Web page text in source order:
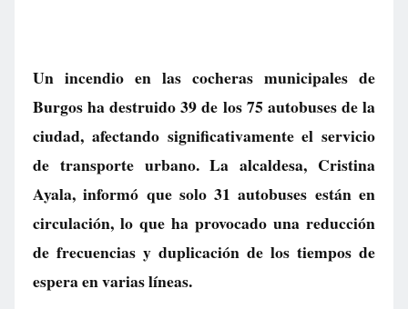
Un incendio en las cocheras municipales de
Burgos ha destruido 39 de los 75 autobuses de la
ciudad, afectando significativamente el servicio
de transporte urbano. La alcaldesa, Cristina
Ayala, informó que solo 31 autobuses están en
circulación, lo que ha provocado una reducción
de frecuencias y duplicación de los tiempos de
espera en varias líneas.